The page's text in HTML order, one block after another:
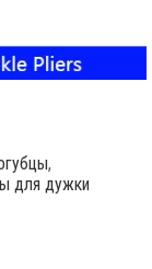
,
для дужки